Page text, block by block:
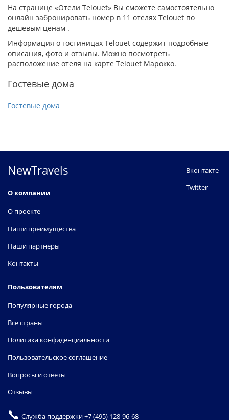
На странице «Отели Telouet» Вы сможете самостоятельно
онлайн забронировать номер в 11 отелях Telouet по
дешевым ценам .
Информация о гостиницах Telouet содержит подробные
описания, фото и отзывы. Можно посмотреть
расположение отеля на карте Telouet Марокко.
Гостевые дома
Гостевые дома
NewTravels
О компании
О проекте
Наши преимущества
Наши партнеры
Контакты
Пользователям
Популярные города
Все страны
Политика конфиденциальности
Пользовательское соглашение
Вопросы и ответы
Отзывы
Вконтакте
Twitter
📞 Служба поддержки+7 (495) 128-96-68